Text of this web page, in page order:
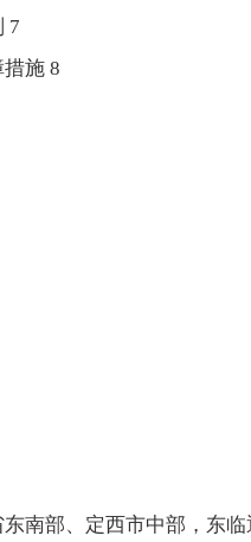
7
施 8
南部、定西市中部，东